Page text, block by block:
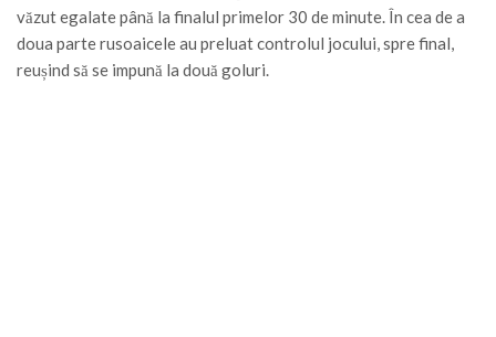
văzut egalate până la finalul primelor 30 de minute. În cea de a
doua parte rusoaicele au preluat controlul jocului, spre final,
reușind să se impună la două goluri.